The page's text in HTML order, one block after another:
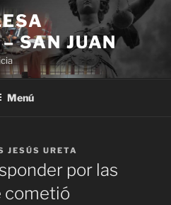
SAN JUAN
Menú
JESÚS URETA
por las
cometió